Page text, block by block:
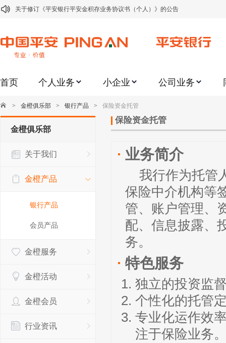
关于修订《平安银行平安金积存业务协议书（个人）》的公告
关于2021年劳动节期间代理贵金属业务风险提示的通知
关于加强代理贵金属业务风险防范的提示
关于进一步加强代理贵金属业务风险防范的提示
关于平安银行电子版信用卡更名为平安银行数字信用卡的公告
关于调整存量首套住房贷款利率的公告
首页 个人业务 小企业 公司业务
> 金橙俱乐部 > 银行产品 > 保险资金托管
金橙俱乐部
关于我们
金橙产品
银行产品
会员产品
金橙服务
金橙活动
金橙会员
行业资讯
保险资金托管
业务简介
我行作为托管
保险中介机构等
管、账户管理、
配、信息披露、
务。
特色服务
独立的投资监
个性化的托管
专业化运作效
注于保险业务